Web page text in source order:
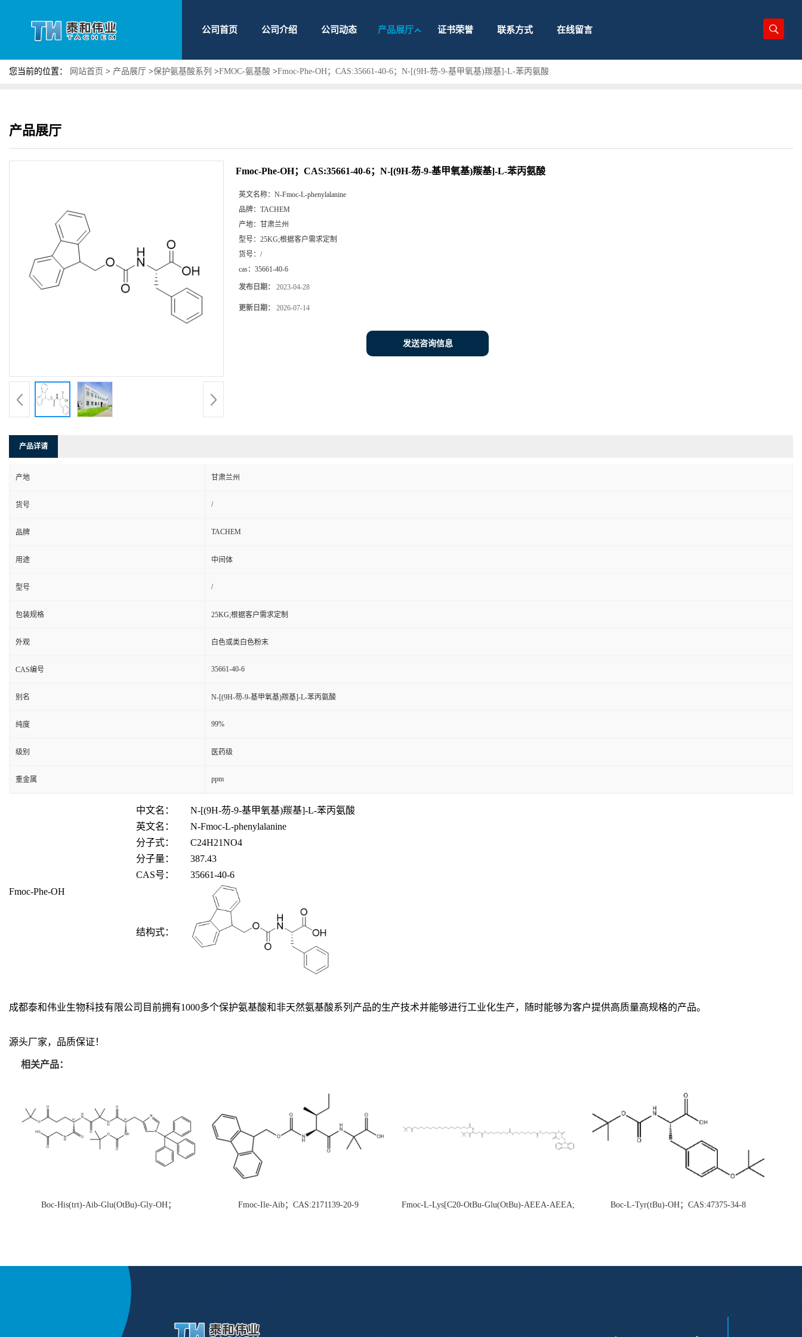
公司首页 公司介绍 公司动态 产品展厅 证书荣誉 联系方式 在线留言
您当前的位置： 网站首页 > 产品展厅 >保护氨基酸系列 >FMOC-氨基酸 >Fmoc-Phe-OH；CAS:35661-40-6；N-[(9H-芴-9-基甲氧基)羰基]-L-苯丙氨酸
产品展厅
Fmoc-Phe-OH；CAS:35661-40-6；N-[(9H-芴-9-基甲氧基)羰基]-L-苯丙氨酸
英文名称： N-Fmoc-L-phenylalanine
品牌： TACHEM
产地： 甘肃兰州
型号： 25KG;根据客户需求定制
货号： /
cas： 35661-40-6
发布日期： 2023-04-28
更新日期： 2026-07-14
发送咨询信息
产品详请
产地 甘肃兰州
货号 /
品牌 TACHEM
用途 中间体
型号 /
包装规格 25KG;根据客户需求定制
外观 白色或类白色粉末
CAS编号 35661-40-6
别名 N-[(9H-芴-9-基甲氧基)羰基]-L-苯丙氨酸
纯度 99%
级别 医药级
重金属 ppm
Fmoc-Phe-OH
中文名：
N-[(9H-芴-9-基甲氧基)羰基]-L-苯丙氨酸
英文名：
N-Fmoc-L-phenylalanine
分子式：
C24H21NO4
分子量：
387.43
CAS号： 35661-40-6
结构式：
成都泰和伟业生物科技有限公司目前拥有1000多个保护氨基酸和非天然氨基酸系列产品的生产技术并能够进行工业化生产，随时能够为客户提供高质量高规格的产品。
源头厂家，品质保证！
相关产品：
Boc-His(trt)-Aib-Glu(OtBu)-Gly-OH；
Fmoc-Ile-Aib；CAS:2171139-20-9
Fmoc-L-Lys[C20-OtBu-Glu(OtBu)-AEEA-AEEA;
Boc-L-Tyr(tBu)-OH；CAS:47375-34-8